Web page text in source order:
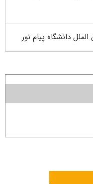
دانشگاه پیام نور